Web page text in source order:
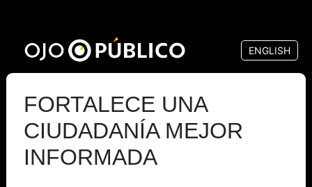
contenido
principal
ENGLISH
FORTALECE UNA
CIUDADANÍA MEJOR
INFORMADA